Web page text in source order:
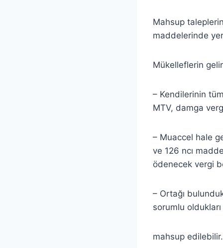
Mahsup
maddelerinde
Mükelleflerin
– Kendilerinin
MTV, damga
– Muaccel hale
ve 126 ncı
ödenecek vergi
– Ortağı
sorumlu
mahsup edilebilir.